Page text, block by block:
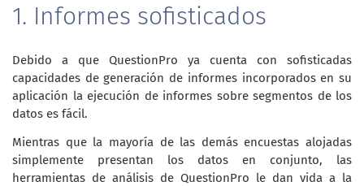
1. Informes sofisticados
Debido a que QuestionPro ya cuenta con sofisticadas
capacidades de generación de informes incorporados en su
aplicación la ejecución de informes sobre segmentos de los
datos es fácil.
Mientras que la mayoría de las demás encuestas alojadas
simplemente presentan los datos en conjunto, las
herramientas de análisis de QuestionPro le dan vida a la